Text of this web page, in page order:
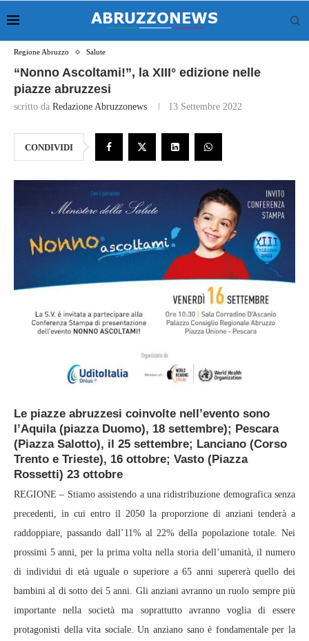
Regione Abruzzo Salute
“Nonno Ascoltami!”, la XIII° edizione nelle
piazze abruzzesi
scritto da Redazione Abruzzonews 13 Settembre 2022
CONDIVIDI
Le piazze abruzzesi coinvolte nell’evento sono
l’Aquila (piazza Duomo), 18 settembre); Pescara
(Piazza Salotto), il 25 settembre; Lanciano (Corso
Trento e Trieste), 16 ottobre; Vasto (Piazza
Rossetti) 23 ottobre
REGIONE – Stiamo assistendo a una ridistribuzione demografica senza
precedenti, in cui entro il 2050 la proporzione di anziani tenderà a
raddoppiare, passando dall’11% al 22% della popolazione totale. Nei
prossimi 5 anni, per la prima volta nella storia dell’umanità, il numero
di individui di età uguale o superiore a 65 anni supererà quello dei
bambini al di sotto dei 5 anni. Gli anziani avranno un ruolo sempre più
importante nella società ma soprattutto avranno voglia di essere
protagonisti della vita sociale. Un anziano sano è fondamentale per la